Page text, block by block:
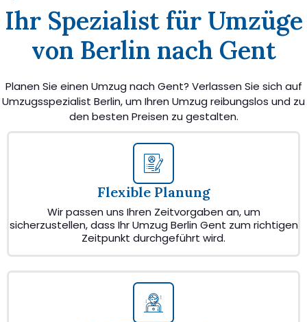
Ihr Spezialist für Umzüge
von Berlin nach Gent
Planen Sie einen Umzug nach Gent? Verlassen Sie sich auf
Umzugsspezialist Berlin, um Ihren Umzug reibungslos und zu
den besten Preisen zu gestalten.
Flexible Planung
Wir passen uns Ihren Zeitvorgaben an, um
sicherzustellen, dass Ihr Umzug Berlin Gent zum richtigen
Zeitpunkt durchgeführt wird.